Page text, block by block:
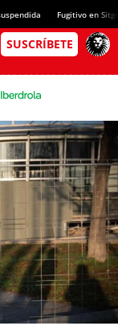
Fugitivo en